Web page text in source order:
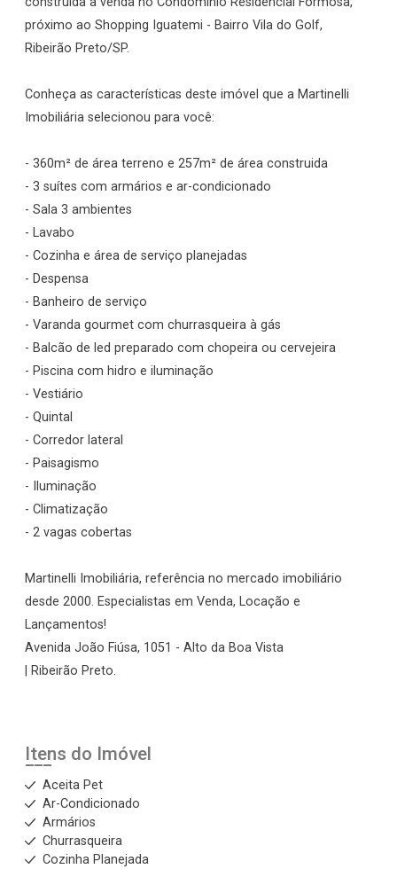
próximo ao Shopping Iguatemi - Bairro Vila do Golf,
Ribeirão Preto/SP.
Conheça as características deste imóvel que a Martinelli
Imobiliária selecionou para você:
- 360m² de área terreno e 257m² de área construida
- 3 suítes com armários e ar-condicionado
- Sala 3 ambientes
- Lavabo
- Cozinha e área de serviço planejadas
- Despensa
- Banheiro de serviço
- Varanda gourmet com churrasqueira à gás
- Balcão de led preparado com chopeira ou cervejeira
- Piscina com hidro e iluminação
- Vestiário
- Quintal
- Corredor lateral
- Paisagismo
- Iluminação
- Climatização
- 2 vagas cobertas
Martinelli Imobiliária, referência no mercado imobiliário
desde 2000. Especialistas em Venda, Locação e
Lançamentos!
Avenida João Fiúsa, 1051 - Alto da Boa Vista
| Ribeirão Preto.
Itens do Imóvel
Aceita Pet
Ar-Condicionado
Armários
Churrasqueira
Cozinha Planejada